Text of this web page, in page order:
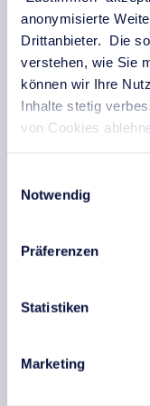
anonymisierte
Drittanbieter. Die
verstehen, wie Sie
können wir Ihre
Inhalte stetig
von Cookies
Notwendig
Präferenzen
Statistiken
Marketing
Nur wenn diese
Systeme
Maßnahmen zur
Systemen und
Schaden eines IT-
Rückkehr in den
vorbereiten.
CMDB
Ein wirksames
verlässlichen
(CMDB). Die